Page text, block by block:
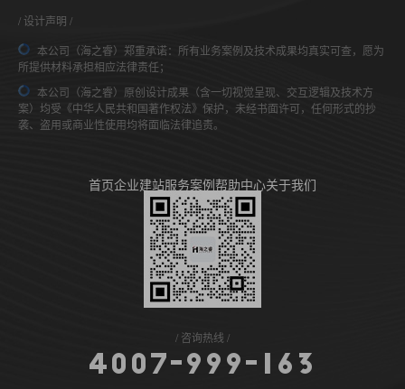
设计声明
本公司（海之睿）郑重承诺：所有业务案例及技术成果均真实可查，愿为
所提供材料承担相应法律责任；
本公司（海之睿）原创设计成果（含一切视觉呈现、交互逻辑及技术方
案）均受《中华人民共和国著作权法》保护，未经书面许可，任何形式的抄
袭、盗用或商业性使用均将面临法律追责。
首页企业建站服务案例帮助中心关于我们
咨询热线
4 0 0 7- 9 9 9 - 6 3